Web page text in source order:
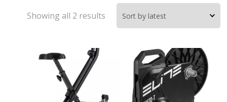
Showing all 2 results